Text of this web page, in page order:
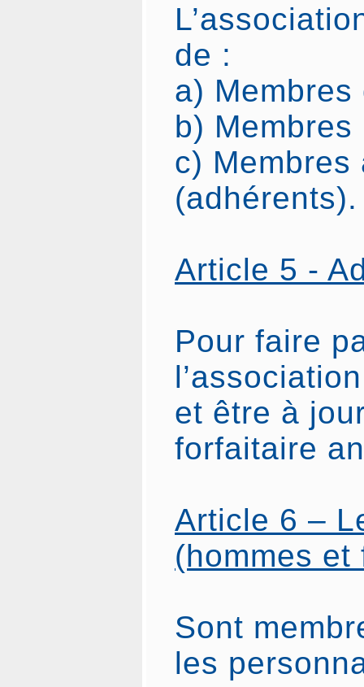
de :
a) Membres
b)
c) Membres
(adhérents).
Article 5 -
Pour faire
et être à
forfaitaire
Article 6 –
(hommes et
Sont
les